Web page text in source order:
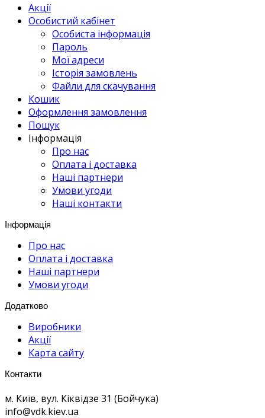
Акції
Особистий кабінет
Особиста інформація
Пароль
Мої адреси
Історія замовлень
Файли для скачування
Кошик
Оформлення замовлення
Пошук
Інформація
Про нас
Оплата і доставка
Наші партнери
Умови угоди
Наші контакти
Інформація
Про нас
Оплата і доставка
Наші партнери
Умови угоди
Додатково
Виробники
Акції
Карта сайту
Контакти
м. Київ, вул. Кіквідзе 31 (Бойчука)
info@vdk.kiev.ua